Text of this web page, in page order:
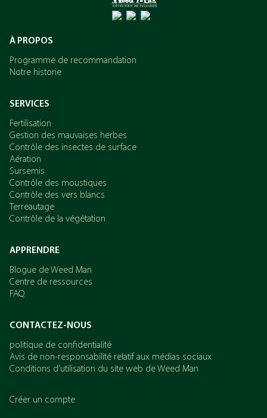
À PROPOS
Programme de recommandation
Notre historie
SERVICES
Fertilisation
Gestion des mauvaises herbes
Contrôle des insectes de surface
Aération
Sursemis
Contrôle des moustiques
Contrôle des vers blancs
Terreautage
Contrôle de la végétation
APPRENDRE
Blogue de Weed Man
Centre de ressources
FAQ
CONTACTEZ-NOUS
politique de confidentialité
Avis de non-responsabilité relatif aux médias sociaux
Conditions d’utilisation du site web de Weed Man
Créer un compte